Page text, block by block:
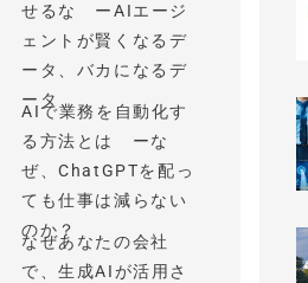
せるな ーAIエージ
ェントが賢くなるデ
ータ、バカになるデ
ータ
AIで業務を自動化す
る方法とは ーな
ぜ、ChatGPTを配っ
ても仕事は減らない
のか？
なぜあなたの会社
で、生成AIが活用さ